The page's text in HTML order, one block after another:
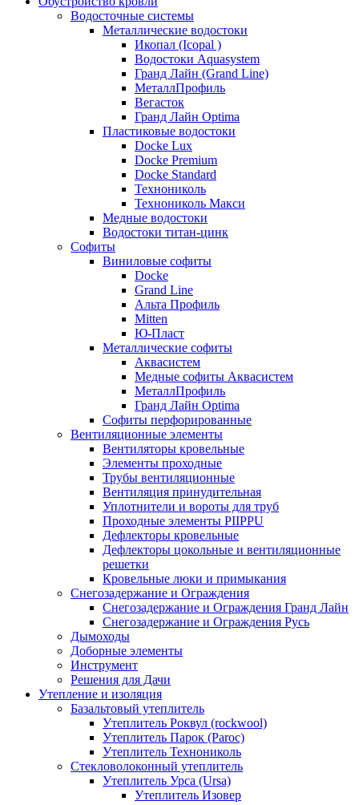
Водосточные системы
Металлические водостоки
Икопал (Icopal )
Водостоки Aquasystem
Гранд Лайн (Grand Line)
МеталлПрофиль
Вегасток
Гранд Лайн Optima
Пластиковые водостоки
Docke Lux
Docke Premium
Docke Standard
Технониколь
Технониколь Макси
Медные водостоки
Водостоки титан-цинк
Софиты
Виниловые софиты
Docke
Grand Line
Альта Профиль
Mitten
Ю-Пласт
Металлические софиты
Аквасистем
Медные софиты Аквасистем
МеталлПрофиль
Гранд Лайн Optima
Софиты перфорированные
Вентиляционные элементы
Вентиляторы кровельные
Элементы проходные
Трубы вентиляционные
Вентиляция принудительная
Уплотнители и вороты для труб
Проходные элементы PIIPPU
Дефлекторы кровельные
Дефлекторы цокольные и вентиляционные
решетки
Кровельные люки и примыкания
Снегозадержание и Ограждения
Снегозадержание и Ограждения Гранд Лайн
Снегозадержание и Ограждения Русь
Дымоходы
Доборные элементы
Инструмент
Решения для Дачи
Утепление и изоляция
Базальтовый утеплитель
Утеплитель Роквул (rockwool)
Утеплитель Парок (Paroc)
Утеплитель Технониколь
Стекловолоконный утеплитель
Утеплитель Урса (Ursa)
Утеплитель Изовер